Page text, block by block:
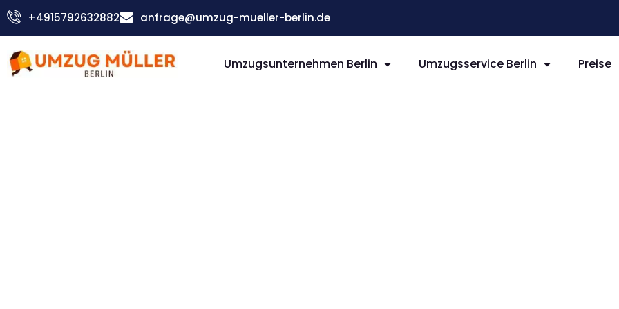
Zum
Inhalt
+4915792632882 anfrage@umzug-mueller-berlin.de
Umzugsunternehmen Berlin Umzugsservice Berlin Preise